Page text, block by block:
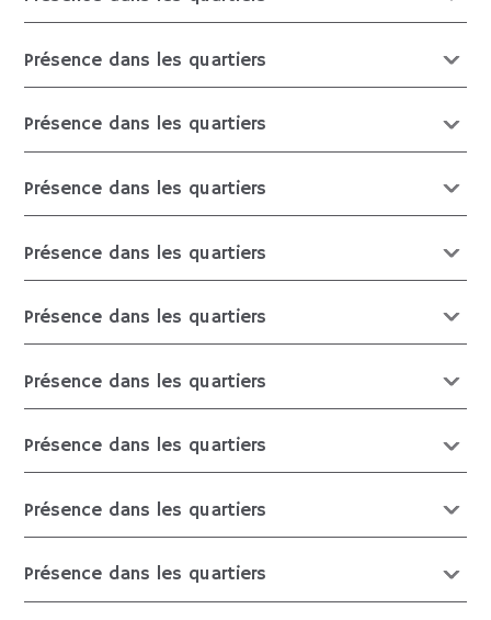
Présence dans les quartiers
Présence dans les quartiers
Présence dans les quartiers
Présence dans les quartiers
Présence dans les quartiers
Présence dans les quartiers
Présence dans les quartiers
Présence dans les quartiers
Présence dans les quartiers